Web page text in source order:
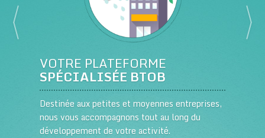
VOTRE PLATEFORME
SPÉCIALISÉE BTOB
Destinée aux petites et moyennes entreprises,
nous vous accompagnons tout au long du
développement de votre activité.